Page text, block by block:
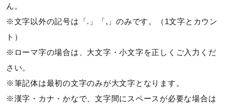
その他
ん。
※文字以外の記号は「.」「,」のみです。（1文字とカウン
ト）
※ローマ字の場合は、大文字・小文字を正しくご入力くだ
さい。
※筆記体は最初の文字のみが大文字となります。
※漢字・カナ・かなで、文字間にスペースが必要な場合は